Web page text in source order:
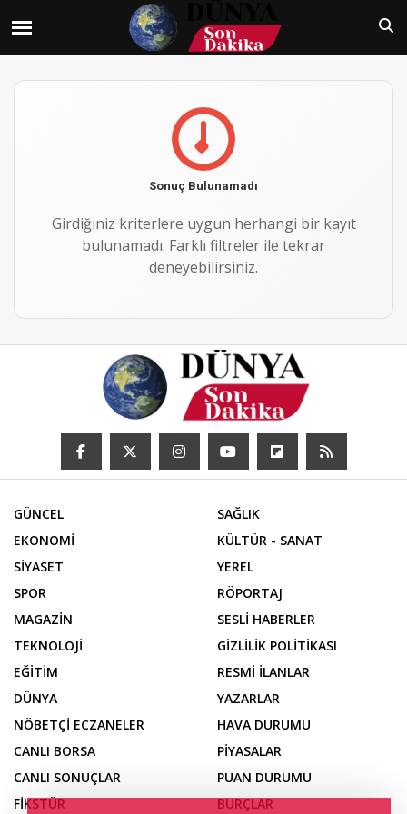
Sonuç Bulunamadı
Girdiğiniz kriterlere uygun herhangi bir kayıt
bulunamadı. Farklı filtreler ile tekrar
deneyebilirsiniz.
GÜNCEL
EKONOMİ
SİYASET
SPOR
MAGAZİN
TEKNOLOJİ
EĞİTİM
DÜNYA
SAĞLIK
KÜLTÜR - SANAT
YEREL
RÖPORTAJ
SESLİ HABERLER
GİZLİLİK POLİTİKASI
RESMİ İLANLAR
YAZARLAR
NÖBETÇİ ECZANELER
CANLI BORSA
CANLI SONUÇLAR
FİKSTÜR
HAVA DURUMU
PİYASALAR
PUAN DURUMU
BURÇLAR